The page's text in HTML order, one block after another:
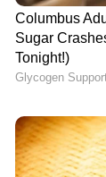
സർക്കാരുകൾ
താനും യു യു
ഇന്ദു
കേൾക്കാം.